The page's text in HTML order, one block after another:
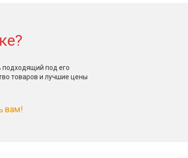
под его
товаров и лучшие цены
вам!